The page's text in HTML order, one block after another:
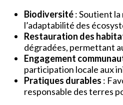
Biodiversité: Soutient
l’adaptabilité des
Restauration des
dégradées, permettant
Engagement
participation locale aux
Pratiques durables :
responsable des terres